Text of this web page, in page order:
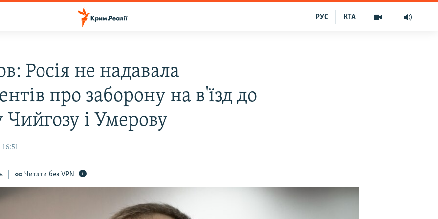
КТА
РУС
Росія не надавала
про заборону на в'їзд до
і Умерову
Читати без VPN